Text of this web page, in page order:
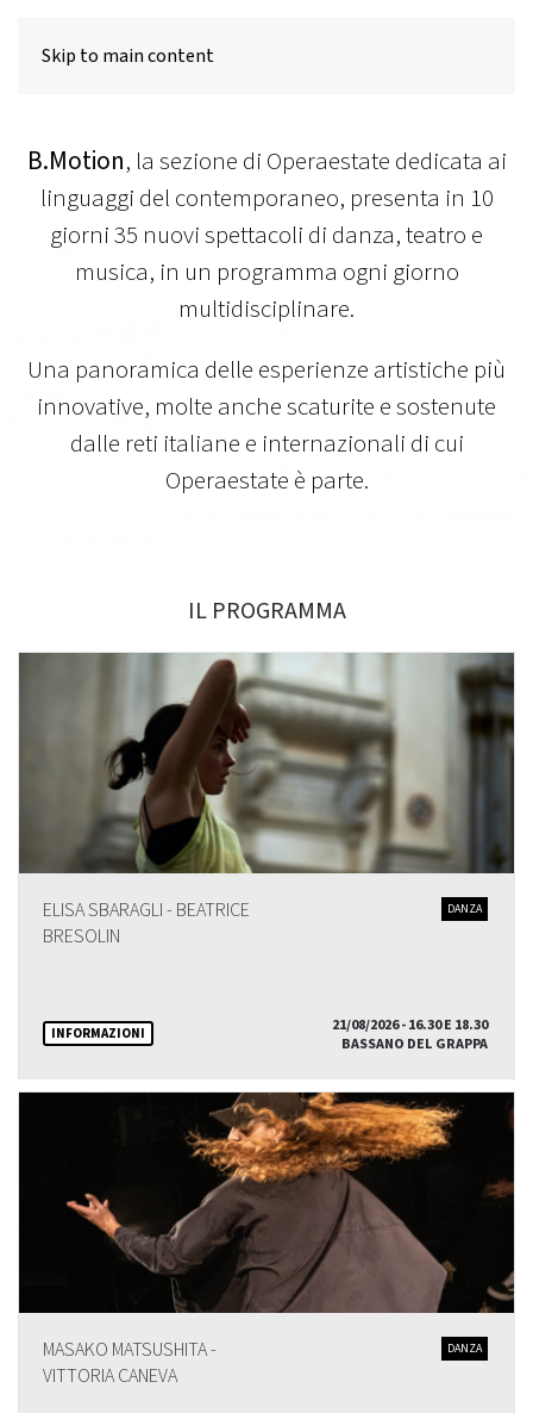
Skip to main content
B.Motion, la sezione di Operaestate dedicata ai
linguaggi del contemporaneo, presenta in 10
giorni 35 nuovi spettacoli di danza, teatro e
musica, in un programma ogni giorno
multidisciplinare.
Una panoramica delle esperienze artistiche più
innovative, molte anche scaturite e sostenute
dalle reti italiane e internazionali di cui
Operaestate è parte.
IL PROGRAMMA
ELISA SBARAGLI - BEATRICE
BRESOLIN
DANZA
INFORMAZIONI
21/08/2026 - 16.30 E 18.30
BASSANO DEL GRAPPA
MASAKO MATSUSHITA -
VITTORIA CANEVA
DANZA